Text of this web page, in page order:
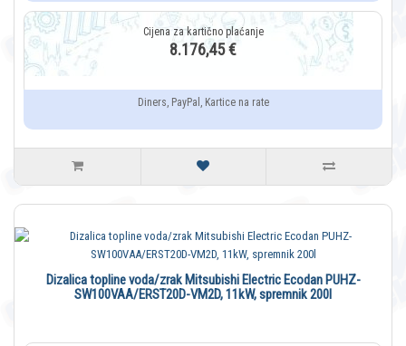
8.176,45 €
Diners, PayPal, Kartice na rate
Dizalica topline voda/zrak Mitsubishi Electric Ecodan PUHZ-
SW100VAA/ERST20D-VM2D, 11kW, spremnik 200l